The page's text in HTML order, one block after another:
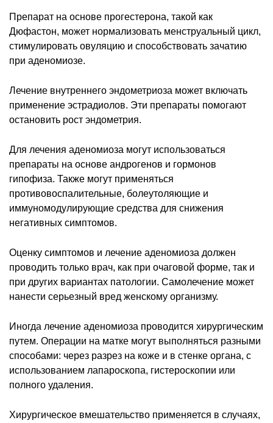
Препарат на основе прогестерона, такой как
Дюфастон, может нормализовать менструальный цикл,
стимулировать овуляцию и способствовать зачатию
при аденомиозе.
Лечение внутреннего эндометриоза может включать
применение эстрадиолов. Эти препараты помогают
остановить рост эндометрия.
Для лечения аденомиоза могут использоваться
препараты на основе андрогенов и гормонов
гипофиза. Также могут применяться
противовоспалительные, болеутоляющие и
иммуномодулирующие средства для снижения
негативных симптомов.
Оценку симптомов и лечение аденомиоза должен
проводить только врач, как при очаговой форме, так и
при других вариантах патологии. Самолечение может
нанести серьезный вред женскому организму.
Иногда лечение аденомиоза проводится хирургическим
путем. Операции на матке могут выполняться разными
способами: через разрез на коже и в стенке органа, с
использованием лапароскопа, гистероскопии или
полного удаления.
Хирургическое вмешательство применяется в случаях,